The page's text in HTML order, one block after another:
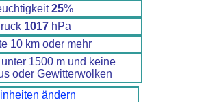
25%
1017 hPa
10 km oder mehr
1500 m und keine
oder Gewitterwolken
ändern